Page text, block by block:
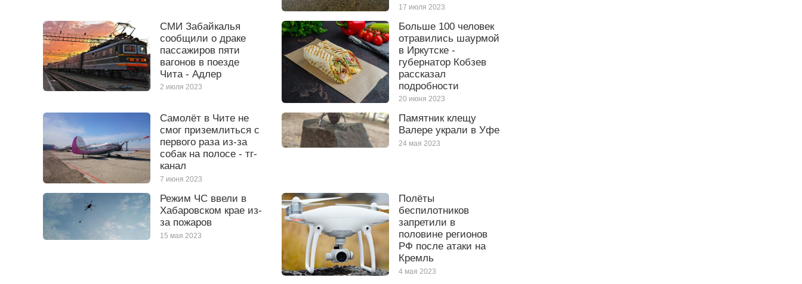
17 июля 2023
СМИ Забайкалья
сообщили о драке
пассажиров пяти
вагонов в поезде
Чита - Адлер
2 июля 2023
Больше 100 человек
отравились шаурмой
в Иркутске -
губернатор Кобзев
рассказал
подробности
20 июня 2023
Самолёт в Чите не
смог приземлиться с
первого раза из-за
собак на полосе - тг-
канал
7 июня 2023
Памятник клещу
Валере украли в Уфе
24 мая 2023
Режим ЧС ввели в
Хабаровском крае из-
за пожаров
15 мая 2023
Полёты
беспилотников
запретили в
половине регионов
РФ после атаки на
Кремль
4 мая 2023